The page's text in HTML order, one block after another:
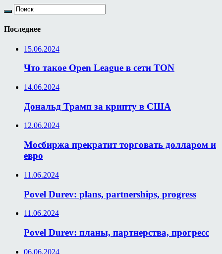
Последнее
15.06.2024
Что такое Open League в сети TON
14.06.2024
Дональд Трамп за крипту в США
12.06.2024
Мосбиржа прекратит торговать долларом и
евро
11.06.2024
Povel Durev: plans, partnerships, progress
11.06.2024
Povel Durev: планы, партнерства, прогресс
06.06.2024